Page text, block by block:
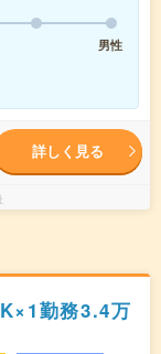
男性
詳しく見る
勤務3.4万